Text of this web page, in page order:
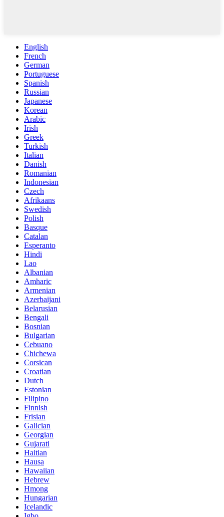
English
French
German
Portuguese
Spanish
Russian
Japanese
Korean
Arabic
Irish
Greek
Turkish
Italian
Danish
Romanian
Indonesian
Czech
Afrikaans
Swedish
Polish
Basque
Catalan
Esperanto
Hindi
Lao
Albanian
Amharic
Armenian
Azerbaijani
Belarusian
Bengali
Bosnian
Bulgarian
Cebuano
Chichewa
Corsican
Croatian
Dutch
Estonian
Filipino
Finnish
Frisian
Galician
Georgian
Gujarati
Haitian
Hausa
Hawaiian
Hebrew
Hmong
Hungarian
Icelandic